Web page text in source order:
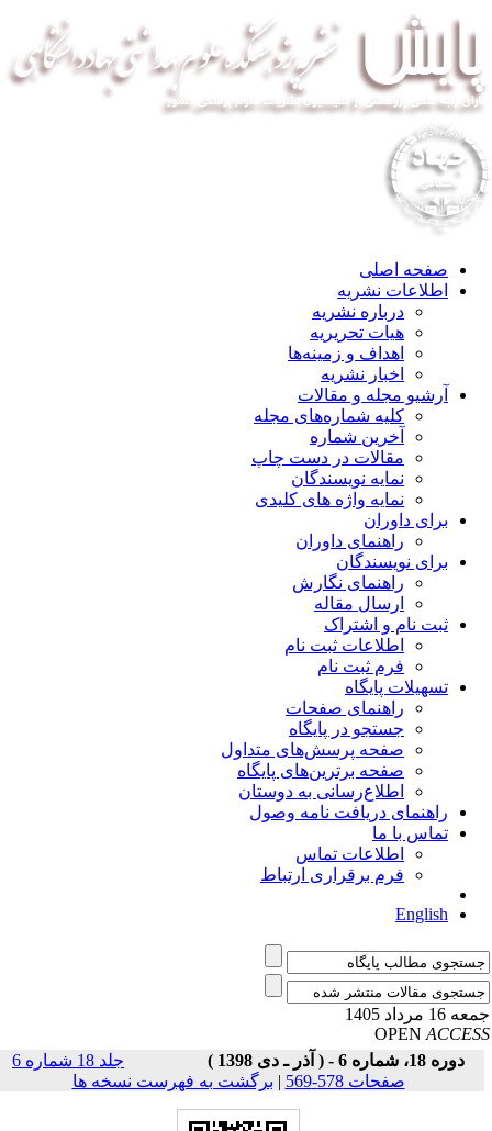
صفحه اصلی
اطلاعات نشریه
درباره نشریه
هیات تحریریه
اهداف و زمینه‌ها
اخبار نشریه
آرشیو مجله و مقالات
کلیه شماره‌های مجله
آخرین شماره
مقالات در دست چاپ
نمایه نویسندگان
نمایه واژه های کلیدی
برای داوران
راهنمای داوران
برای نویسندگان
راهنمای نگارش
ارسال مقاله
ثبت نام و اشتراک
اطلاعات ثبت نام
فرم ثبت نام
تسهیلات پایگاه
راهنمای صفحات
جستجو در پایگاه
صفحه پرسش‌های متداول
صفحه برترین‌های پایگاه
اطلاع‌رسانی به دوستان
راهنمای دریافت نامه وصول
تماس با ما
اطلاعات تماس
فرم برقراری ارتباط
English
مرداد 1405
OPEN
دوره 18، شماره 6 - ( آذر ـ دی 1398 )
جلد 18 شماره 6
صفحات 578-569
| برگشت به فهرست نسخه ها